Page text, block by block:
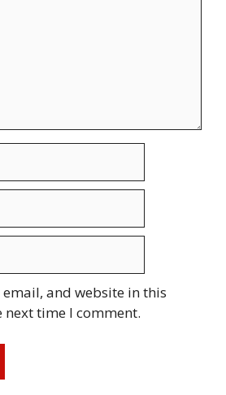
email, and website in this
next time I comment.